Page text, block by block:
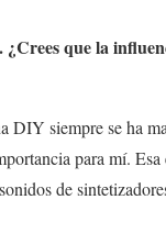
que la
siempre se ha
para mí.
de